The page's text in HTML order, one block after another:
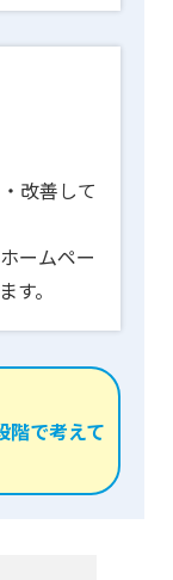
改善して
ームペー
す。
階で考えて